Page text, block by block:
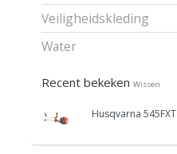
Veiligheidskleding
Water
Recent bekeken Wissen
Husqvarna 545FXT